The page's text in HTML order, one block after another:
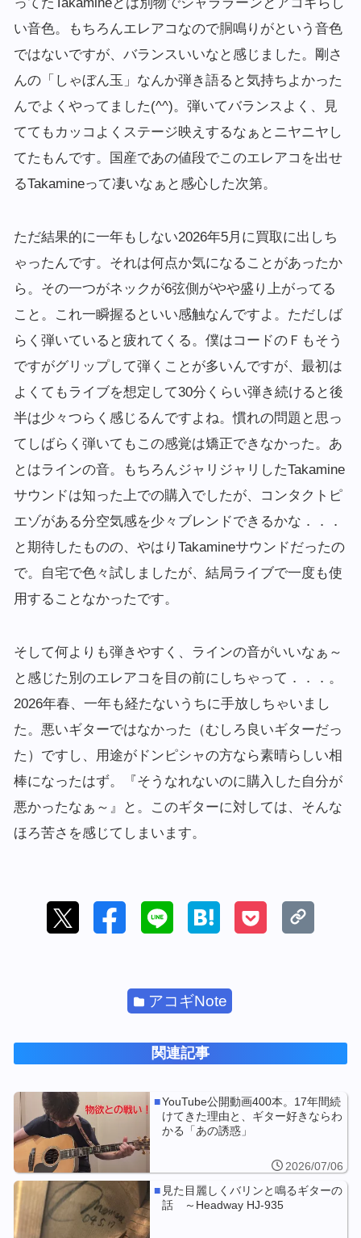
い音色。もちろんエレアコなので胴鳴りがという音色
ではないですが、バランスいいなと感じました。剛さ
んの「しゃぼん玉」なんか弾き語ると気持ちよかった
んでよくやってました(^^)。弾いてバランスよく、見
ててもカッコよくステージ映えするなぁとニヤニヤし
てたもんです。国産であの値段でこのエレアコを出せ
るTakamineって凄いなぁと感心した次第。
ただ結果的に一年もしない2026年5月に買取に出しち
ゃったんです。それは何点か気になることがあったか
ら。その一つがネックが6弦側がやや盛り上がってる
こと。これ一瞬握るといい感触なんですよ。ただしば
らく弾いていると疲れてくる。僕はコードのＦもそう
ですがグリップして弾くことが多いんですが、最初は
よくてもライブを想定して30分くらい弾き続けると後
半は少々つらく感じるんですよね。慣れの問題と思っ
てしばらく弾いてもこの感覚は矯正できなかった。あ
とはラインの音。もちろんジャリジャリしたTakamine
サウンドは知った上での購入でしたが、コンタクトピ
エゾがある分空気感を少々ブレンドできるかな．．．
と期待したものの、やはりTakamineサウンドだったの
で。自宅で色々試しましたが、結局ライブで一度も使
用することなかったです。
そして何よりも弾きやすく、ラインの音がいいなぁ～
と感じた別のエレアコを目の前にしちゃって．．．。
2026年春、一年も経たないうちに手放しちゃいまし
た。悪いギターではなかった（むしろ良いギターだっ
た）ですし、用途がドンピシャの方なら素晴らしい相
棒になったはず。『そうなれないのに購入した自分が
悪かったなぁ～』と。このギターに対しては、そんな
ほろ苦さを感じてしまいます。
アコギNote
関連記事
YouTube公開動画400本。17年間続
けてきた理由と、ギター好きならわ
かる「あの誘惑」
2026/07/06
見た目麗しくバリンと鳴るギターの
話 ～Headway HJ-935